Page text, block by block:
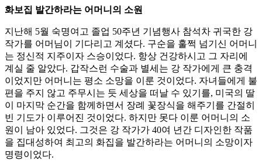
화보집 발간하라는 어머니의 소원
지난해 5월 숙명여고 졸업 50주년 기념행사 참석차 귀국한 강
작가를 어머님이 기다리고 계셨다. 구순을 훌쩍 넘기신 어머니
는 정신적 지주이자 스승이었다. 항상 건강하시고 그 자리에
계실 줄 알았다. 갑작스런 수술과 별세는 강 작가에게 큰 충격
이었지만 어머니는 평소 소망을 이룬 것이었다. 자녀들에게 불
편을 주지 않고 주무시는 듯 세상을 떠날 수 있기를, 미국의 딸
이 마지막 순간을 함께하면서 장례 꽃장식을 해주기를 간절히
빈 기도가 이루어진 것이었다. 하지만 못다 이룬 어머니의 소
원이 남아 있었다. 그것은 강 작가가 40여 년간 디자인한 작품
을 집대성하여 최고의 화집을 발간하라는 어머니의 소망이자
명령이었다.